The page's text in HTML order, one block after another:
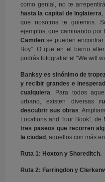
como genial, no te
hasta la capital de Inglaterra
que nosotros te guiemos.
ejemplos, que caminando
Camdense pueden encontrar
Boy”. O que en el barrio
podrás fotografiar el “We will
Banksy es sinónimo de
y recibir grandes e
cualquiera . Para todos
urbano, existen diversas
descubrir sus obras .
Locations and Tour Book”,
tres paseos que recorren
la ciudad, aquellos con más
Ruta 1: Hoxton y Shoreditch.
Ruta 2: Farringdon y